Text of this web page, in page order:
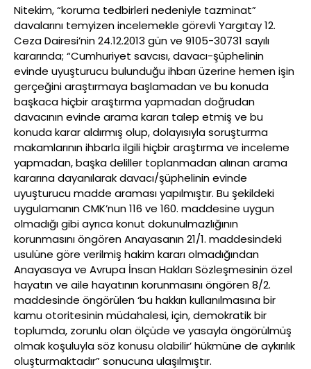
Nitekim, “koruma tedbirleri nedeniyle tazminat”
davalarını temyizen incelemekle görevli Yargıtay 12.
Ceza Dairesi’nin 24.12.2013 gün ve 9105-30731 sayılı
kararında; “Cumhuriyet savcısı, davacı-şüphelinin
evinde uyuşturucu bulunduğu ihbarı üzerine hemen işin
gerçeğini araştırmaya başlamadan ve bu konuda
başkaca hiçbir araştırma yapmadan doğrudan
davacının evinde arama kararı talep etmiş ve bu
konuda karar aldırmış olup, dolayısıyla soruşturma
makamlarının ihbarla ilgili hiçbir araştırma ve inceleme
yapmadan, başka deliller toplanmadan alınan arama
kararına dayanılarak davacı/şüphelinin evinde
uyuşturucu madde araması yapılmıştır. Bu şekildeki
uygulamanın CMK’nun 116 ve 160. maddesine uygun
olmadığı gibi ayrıca konut dokunulmazlığının
korunmasını öngören Anayasanın 21/1. maddesindeki
usulüne göre verilmiş hakim kararı olmadığından
Anayasaya ve Avrupa İnsan Hakları Sözleşmesinin özel
hayatın ve aile hayatının korunmasını öngören 8/2.
maddesinde öngörülen ‘bu hakkın kullanılmasına bir
kamu otoritesinin müdahalesi, için, demokratik bir
toplumda, zorunlu olan ölçüde ve yasayla öngörülmüş
olmak koşuluyla söz konusu olabilir’ hükmüne de aykırılık
oluşturmaktadır” sonucuna ulaşılmıştır.